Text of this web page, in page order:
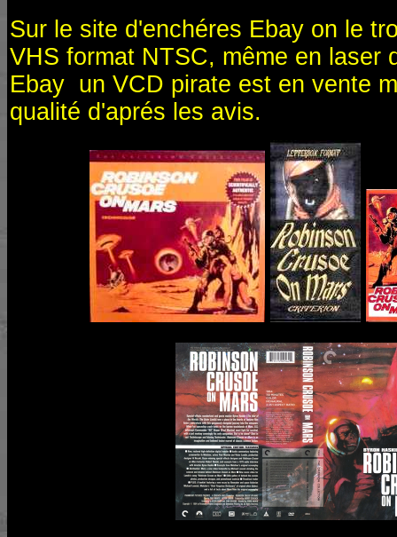
Sur le site d'enchéres Ebay on le
VHS format NTSC, même en laser
Ebay un VCD pirate est en vente
qualité d'aprés les avis.